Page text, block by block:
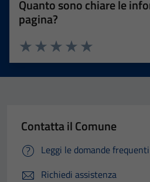
Quanto sono chiare le
pagina?
Valuta 5 stelle su
Valuta 4 stelle su 5
Valuta 3 stelle su 5
Valuta 2 stelle su 5
Valuta 1 stelle su 5
Contatta il Comune
Leggi le domande frequenti
Richiedi assistenza